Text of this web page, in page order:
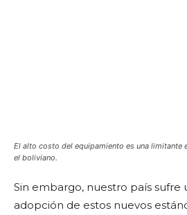
El alto costo del equipamiento es una limitante
el boliviano.
Sin embargo, nuestro país sufre
adopción de estos nuevos